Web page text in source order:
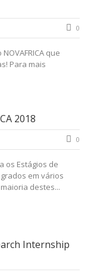
0
que
Para mais
2018
0
os Estágios de
em vários
destes...
Internship